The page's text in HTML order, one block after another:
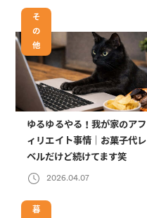
そ
の
他
ゆるゆるやる！我が家のアフ
ィリエイト事情｜お菓子代レ
ベルだけど続けてます笑
2026.04.07
暮